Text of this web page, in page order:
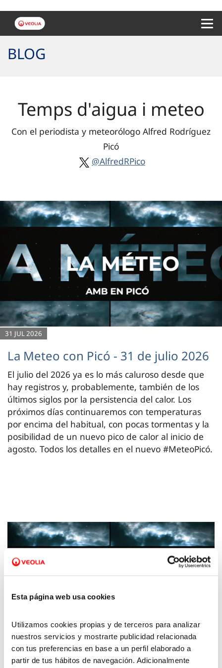
Esta página web usa cookies
Utilizamos cookies propias y de terceros para analizar
nuestros servicios y mostrarte publicidad relacionada
con tus preferencias en base a un perfil elaborado a
partir de tus hábitos de navegación. Adicionalmente
BLOG
Temps d'aigua i meteo
Con el periodista y meteorólogo Alfred Rodríguez
Picó
@AlfredRPico
31 JUL 2026
La Meteo con Picó - 31 de julio 2026
El julio del 2026 ya es lo más caluroso desde que
hay registros y, probablemente, también de los
últimos siglos por la persistencia del calor. Los
próximos días continuaremos con temperaturas
por encima del habitual, con pocas tormentas y la
posibilidad de un nuevo pico de calor al inicio de
agosto. Todos los detalles en el nuevo #MeteoPicó.
08 ABR 2024
La Meteo con Picó - 5 de abril de 2024